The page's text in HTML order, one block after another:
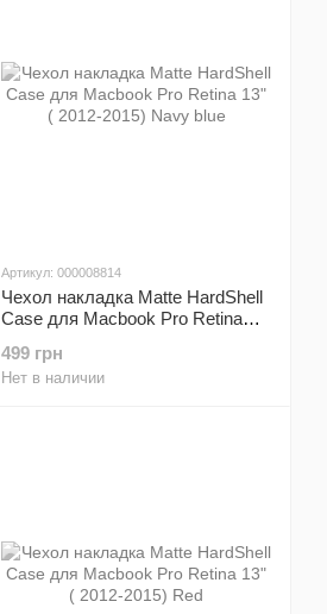
Артикул: 000008814
Чехол накладка Matte HardShell
Case для Macbook Pro Retina
499 грн
Нет в наличии